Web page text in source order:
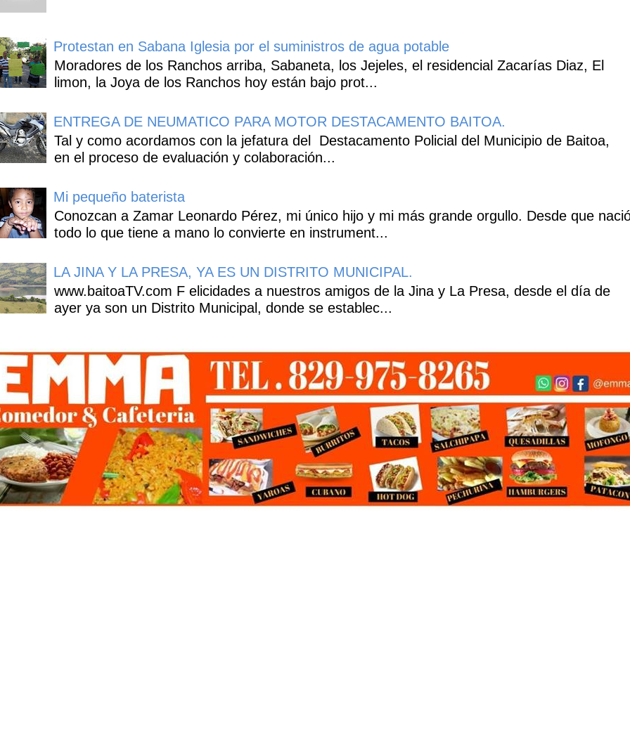
Protestan en Sabana Iglesia por el suministros de agua potable
Moradores de los Ranchos arriba, Sabaneta, los Jejeles, el residencial Zacarías Diaz, El
limon, la Joya de los Ranchos hoy están bajo prot...
ENTREGA DE NEUMATICO PARA MOTOR DESTACAMENTO BAITOA.
Tal y como acordamos con la jefatura del Destacamento Policial del Municipio de Baitoa,
en el proceso de evaluación y colaboración...
Mi pequeño baterista
Conozcan a Zamar Leonardo Pérez, mi único hijo y mi más grande orgullo. Desde que
todo lo que tiene a mano lo convierte en instrument...
LA JINA Y LA PRESA, YA ES UN DISTRITO MUNICIPAL.
www.baitoaTV.com F elicidades a nuestros amigos de la Jina y La Presa, desde el día de
ayer ya son un Distrito Municipal, donde se establec...